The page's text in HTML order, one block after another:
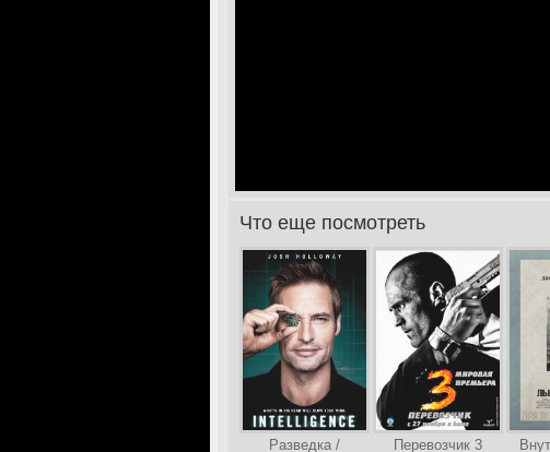
>Что еще посмотреть
Разведка / Перевозчик 3